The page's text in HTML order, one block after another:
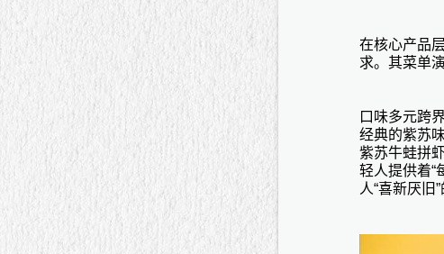
在核心产品
求。其菜单
口味多元跨
经典的紫苏
紫苏牛蛙拼
轻人提供着“
人“喜新厌旧